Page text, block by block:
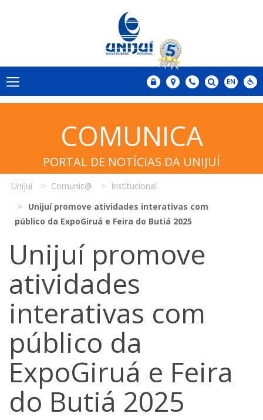
COMUNICA
PORTAL DE NOTÍCIAS DA UNIJUÍ
Unijuí Comunic@
Institucional
Unijuí promove atividades interativas com
público da ExpoGiruá e Feira do Butiá 2025
Unijuí promove
atividades
interativas com
público da
ExpoGiruá e Feira
do Butiá 2025